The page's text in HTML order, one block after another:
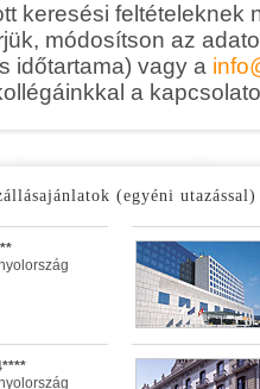
keresési feltételeknek
módosítson az
időtartama) vagy a
a
(egyéni utazással)